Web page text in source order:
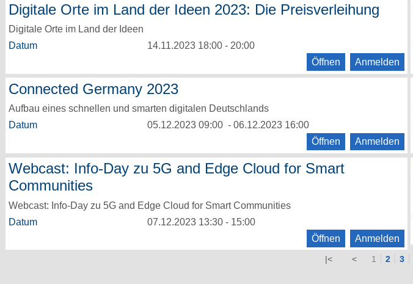
Digitale Orte im Land der Ideen 2023: Die Preisverleihung
Digitale Orte im Land der Ideen
Datum
14.11.2023 18:00 - 20:00
Anmelden
Öffnen
Connected Germany 2023
Aufbau eines schnellen und smarten digitalen Deutschlands
Datum
05.12.2023 09:00 - 06.12.2023 16:00
Anmelden
Öffnen
Webcast: Info-Day zu 5G and Edge Cloud for Smart
Communities
Webcast: Info-Day zu 5G and Edge Cloud for Smart Communities
Datum
07.12.2023 13:30 - 15:00
Anmelden
Öffnen
|< < 1 2 3